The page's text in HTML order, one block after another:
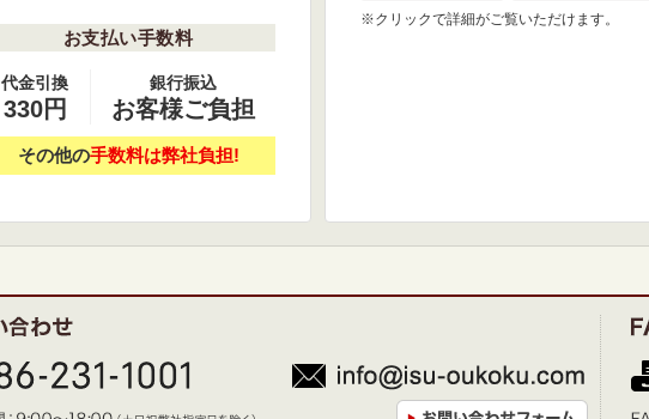
お支払い手数料
代金引換
330円
銀行振込
お客様ご負担
その他の手数料は弊社負担!
※クリックで詳細がご覧いただけます。